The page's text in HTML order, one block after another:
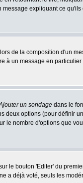
expliquant ce
lors de la composition d'un
à un message en
un sondage dans le
deux options (pour définir
le nombre d'options que
le bouton 'Editer' du
a déjà voté, seuls les